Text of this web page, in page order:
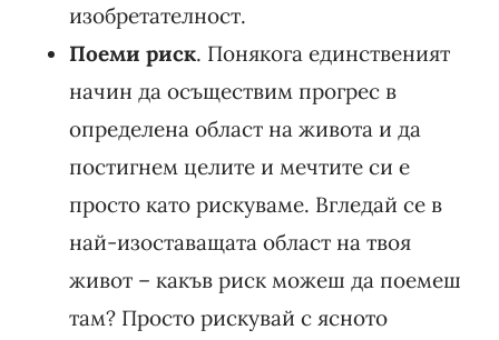
изобретателност.
Поеми риск. Понякога единственият
начин да осъществим прогрес в
определена област на живота и да
постигнем целите и мечтите си е
просто като рискуваме. Вгледай се в
най-изоставащата област на твоя
живот – какъв риск можеш да поемеш
там? Просто рискувай с ясното